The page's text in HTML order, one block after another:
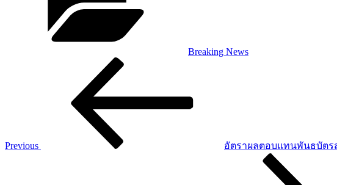
Breaking News
Previous
อัตราผลตอบแทนพันธบัต